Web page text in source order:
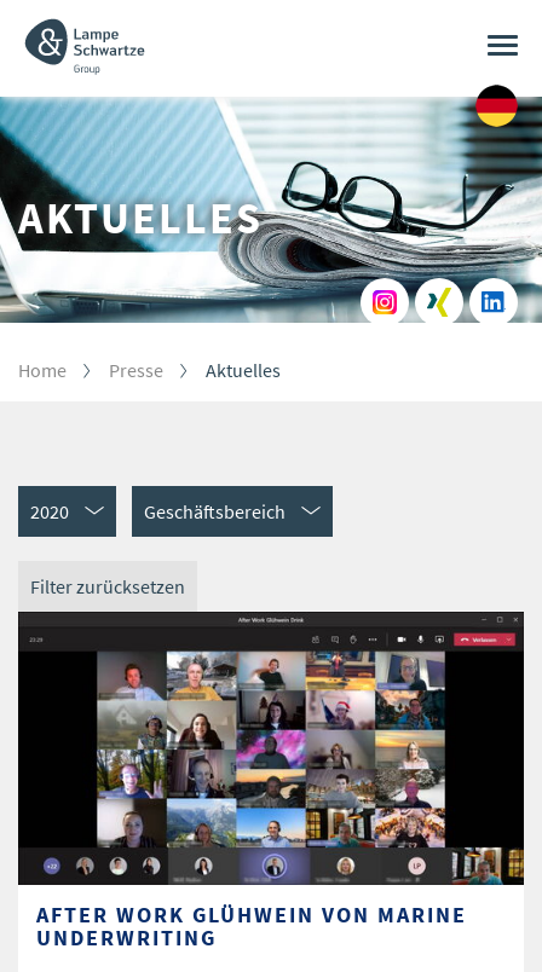
AKTUELLES
Home Presse Aktuelles
2020 Geschäftsbereich
Filter zurücksetzen
AFTER WORK GLÜHWEIN VON MARINE
UNDERWRITING